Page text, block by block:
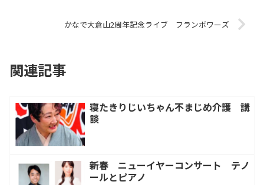
かなで大倉山2周年記念ライブ フランボワーズ
関連記事
寝たきりじいちゃん不まじめ介護 講
談
新春 ニューイヤーコンサート テノ
ールとピアノ